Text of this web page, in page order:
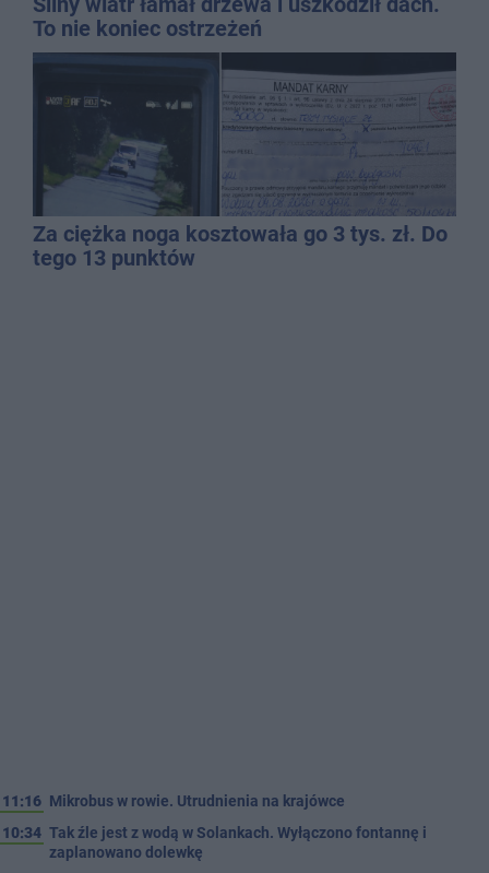
To nie koniec ostrzeżeń
Za ciężka noga kosztowała go 3 tys. zł. Do
tego 13 punktów
11:16 Mikrobus w rowie. Utrudnienia na krajówce
10:34 Tak źle jest z wodą w Solankach. Wyłączono fontannę i
zaplanowano dolewkę